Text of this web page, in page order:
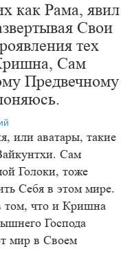
как Рама, явил
Свои
тех
Сам
Предвечному
или аватары, такие
Сам
Голоки, тоже
Себя в этом мире.
том, что и Кришна
Господа
мир в Своем